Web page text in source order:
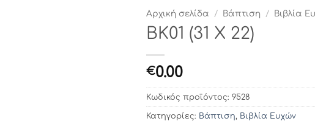
Αρχική σελίδα / Βάπτιση / Βιβλία
BΚ01 (31 Χ 22)
€0.00
Κωδικός προϊόντος: 9528
Κατηγορίες: Βάπτιση, Βιβλία Ευχών